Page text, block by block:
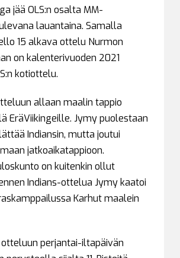
jää OLS:n osalta MM-
lauantaina. Samalla
15 alkava ottelu Nurmon
on kalenterivuoden 2021
kotiottelu.
allaan maalin tappio
EräViikingeille. Jymy puolestaan
Indiansin, mutta joutui
jatkoaikatappioon.
on kuitenkin ollut
Indians-ottelua Jymy kaatoi
Karhut maalein
perjantai-iltapäivän